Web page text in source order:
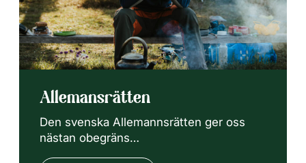
Allemansrätten
Den svenska Allemannsrätten ger oss
nästan obegräns…